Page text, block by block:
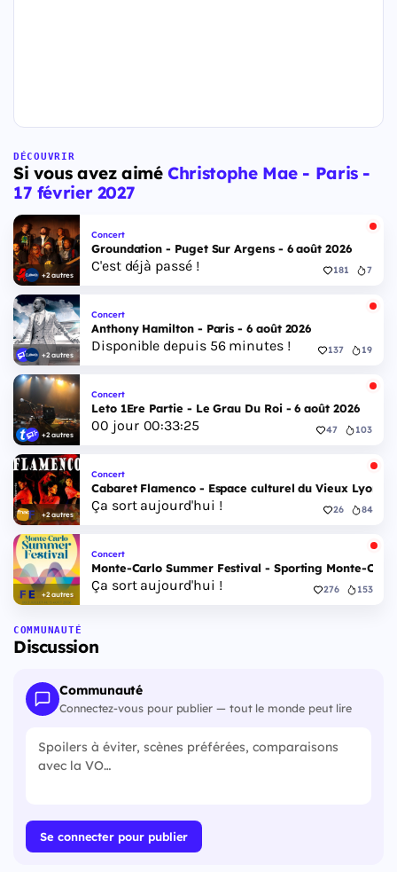
DÉCOUVRIR
Si vous avez aiméChristophe Mae - Paris -
17 février 2027
+2 autres
Concert
Groundation - Puget Sur Argens - 6 août 2026
C'est déjà passé ! 181 7
+2 autres
Concert
Anthony Hamilton - Paris - 6 août 2026
Disponible depuis 56 minutes ! 137 19
+2 autres
Concert
Leto 1Ere Partie - Le Grau Du Roi - 6 août 2026
00 jour 00:33:24 47 103
+2 autres
Concert
Cabaret Flamenco - Espace culturel du Vieux Lyon -
Ça sort aujourd'hui ! 26 84
+2 autres
Concert
Monte-Carlo Summer Festival - Sporting Monte-
Ça sort aujourd'hui ! 276 153
COMMUNAUTÉ
Discussion
Communauté
Connectez-vous pour publier — tout le monde peut lire
Se connecter pour publier